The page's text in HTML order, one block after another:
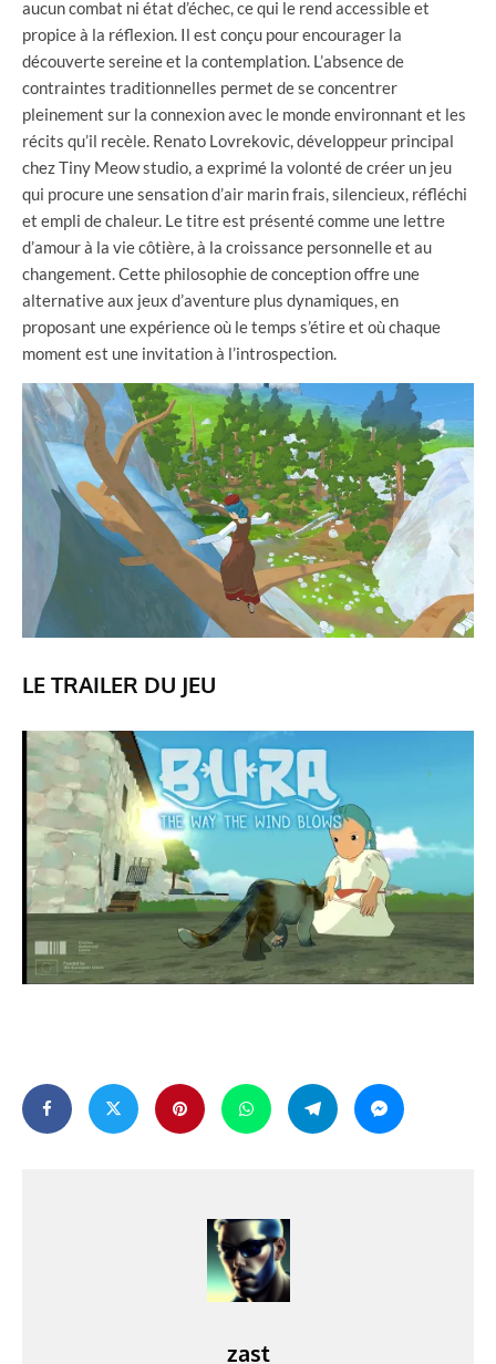
aucun combat ni état d’échec, ce qui le rend accessible et
propice à la réflexion. Il est conçu pour encourager la
découverte sereine et la contemplation. L’absence de
contraintes traditionnelles permet de se concentrer
pleinement sur la connexion avec le monde environnant et les
récits qu’il recèle. Renato Lovrekovic, développeur principal
chez Tiny Meow studio, a exprimé la volonté de créer un jeu
qui procure une sensation d’air marin frais, silencieux, réfléchi
et empli de chaleur. Le titre est présenté comme une lettre
d’amour à la vie côtière, à la croissance personnelle et au
changement. Cette philosophie de conception offre une
alternative aux jeux d’aventure plus dynamiques, en
proposant une expérience où le temps s’étire et où chaque
moment est une invitation à l’introspection.
LE TRAILER DU JEU
zast